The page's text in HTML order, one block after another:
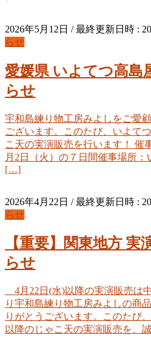
2026年5月12日 / 最終更新日時 :
らせ
愛媛県 いよてつ高島
らせ
宇和島練り物工房みよしをご愛
ございます。このたび、いよて
こ天の実演販売を行います！ 催
月2日（火）の７日間催事場所
[…]
2026年4月22日 / 最終更新日時 :
らせ
【重要】関東地方 実
らせ
4月22日(水)以降の実演販売は
り宇和島練り物工房みよしの商
りがとうございます。このたび
以降のじゃこ天の実演販売を、